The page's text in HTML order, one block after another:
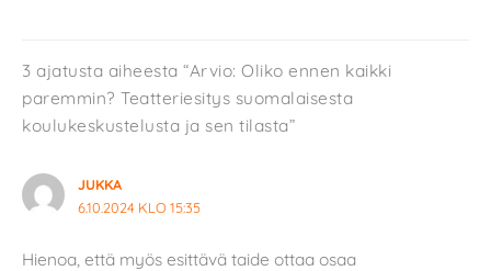
3 ajatusta aiheesta “Arvio: Oliko ennen kaikki
paremmin? Teatteriesitys suomalaisesta
koulukeskustelusta ja sen tilasta”
JUKKA
6.10.2024 KLO 15:35
Hienoa, että myös esittävä taide ottaa osaa